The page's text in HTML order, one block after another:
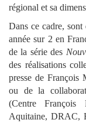
régional et sa
Dans ce cadre,
année sur 2 en
de la série des
des réalisations
presse de François
ou de la
(Centre François
Aquitaine, DRAC,